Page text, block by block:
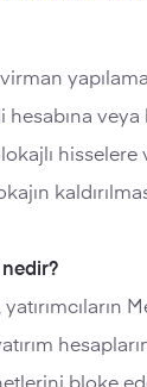
hisselere
nedir?
yatırımcıların
bloke